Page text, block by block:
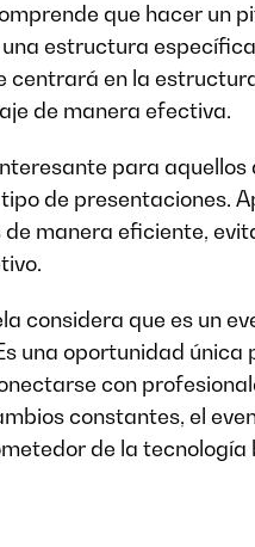
que hacer un
estructura
centrará en la
de manera efectiva.
para
de presentaciones.
manera eficiente,
considera que es un
una oportunidad única
con
constantes, el
de la tecnología